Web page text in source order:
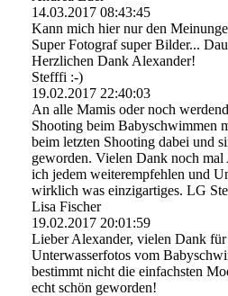
14.03.2017 08:43:45
Kann mich hier nur den
Super Fotograf super Bilder...
Herzlichen Dank Alexander!
Stefffi :-)
19.02.2017 22:40:03
An alle Mamis oder noch
Shooting beim Babyschwimmen
beim letzten Shooting dabei und
geworden. Vielen Dank noch
ich jedem weiterempfehlen und
wirklich was einzigartiges. LG
Lisa Fischer
19.02.2017 20:01:59
Lieber Alexander, vielen Dank
Unterwasserfotos vom
bestimmt nicht die einfachsten
echt schön geworden!